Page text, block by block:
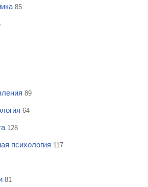
85
89
64
128
психология 117
81